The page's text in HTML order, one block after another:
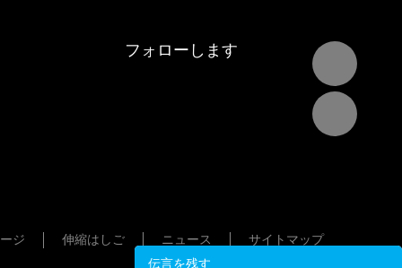
フォローします
ジ 伸縮はしご ニュース
サイトマップ
伝言を残す